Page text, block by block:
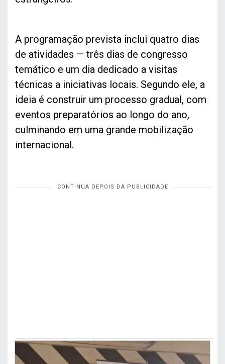
A programação prevista inclui quatro dias
de atividades — três dias de congresso
temático e um dia dedicado a visitas
técnicas a iniciativas locais. Segundo ele, a
ideia é construir um processo gradual, com
eventos preparatórios ao longo do ano,
culminando em uma grande mobilização
internacional.